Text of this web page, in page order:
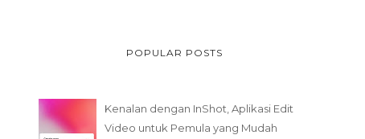
POPULAR POSTS
Kenalan dengan InShot, Aplikasi Edit
Video untuk Pemula yang Mudah